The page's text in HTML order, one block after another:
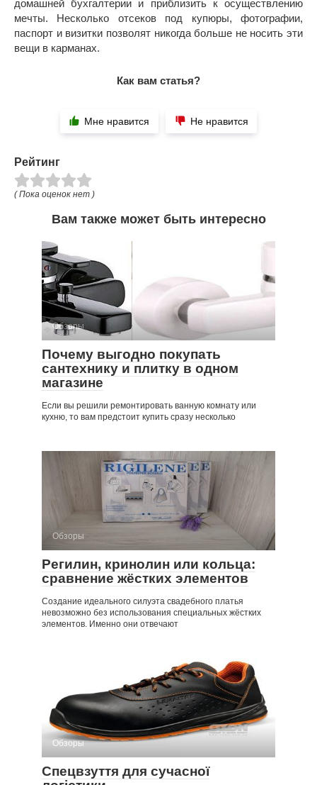
домашней бухгалтерии и приблизить к осуществлению
мечты. Несколько отсеков под купюры, фотографии,
паспорт и визитки позволят никогда больше не носить эти
вещи в карманах.
Как вам статья?
Мне нравится Не нравится
Рейтинг
( Пока оценок нет )
Вам также может быть интересно
Обзоры
Почему выгодно покупать
сантехнику и плитку в одном
магазине
Если вы решили ремонтировать ванную комнату или
кухню, то вам предстоит купить сразу несколько
Обзоры
Регилин, кринолин или кольца:
сравнение жёстких элементов
Создание идеального силуэта свадебного платья
невозможно без использования специальных жёстких
элементов. Именно они отвечают
Обзоры
Спецвзуття для сучасної